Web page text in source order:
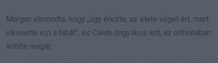
Morgan elmondta, hogy „úgy érezte, az élete véget ért, mert
elkövette ezt a hibát”, és Caleb öngyilkos lett, az otthonában
lelőtte magát.